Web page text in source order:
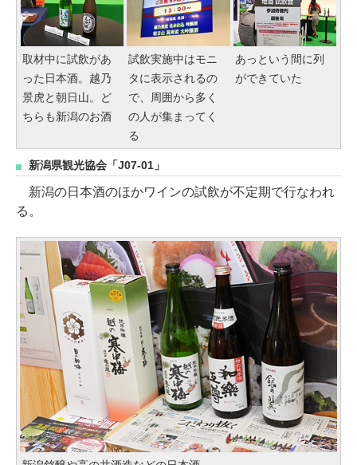
取材中に試飲があ
った日本酒。越乃
景虎と朝日山。ど
ちらも新潟のお酒
試飲実施中はモニ
タに表示されるの
で、周囲から多く
の人が集まってく
る
あっという間に列
ができていた
新潟県観光協会「J07-01」
新潟の日本酒のほかワインの試飲が不定期で行なわれ
る。